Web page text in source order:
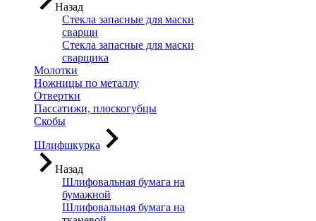
Назад
Стекла запасные для маски
сварщи
Стекла запасные для маски
сварщика
Молотки
Ножницы по металлу
Отвертки
Пассатижи, плоскогубцы
Скобы
Шлифшкурка
Назад
Шлифовальная бумага на
бумажной
Шлифовальная бумага на